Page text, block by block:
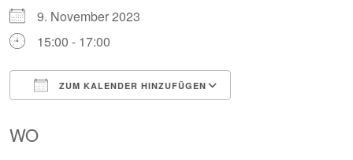
9. November 2023
15:00 - 17:00
ZUM KALENDER HINZUFÜGEN
WO